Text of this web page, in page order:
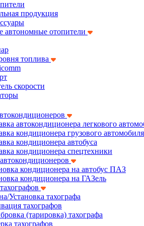
продукция
автономные отопители
топлива
скорости
автокондиционера легкового
кондиционера грузового автомобиля
кондиционера автобуса
кондиционера спецтехники
кондиционера на автобус ПАЗ
кондиционера на ГАЗель
Установка тахографа
тахографов
(тарировка) тахографа
тахографов